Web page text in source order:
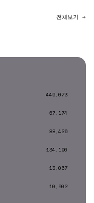
전체보기 →
449,073
67,174
88,426
134,190
13,057
10,902